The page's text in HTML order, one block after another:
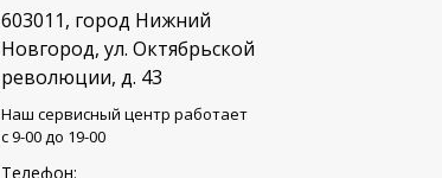
603011, город Нижний
Новгород, ул. Октябрьской
революции, д. 43
Наш сервисный центр работает
c 9-00 до 19-00
Телефон: